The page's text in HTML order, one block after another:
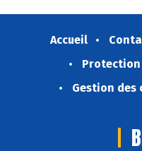
Accueil
Protection
Gestion des